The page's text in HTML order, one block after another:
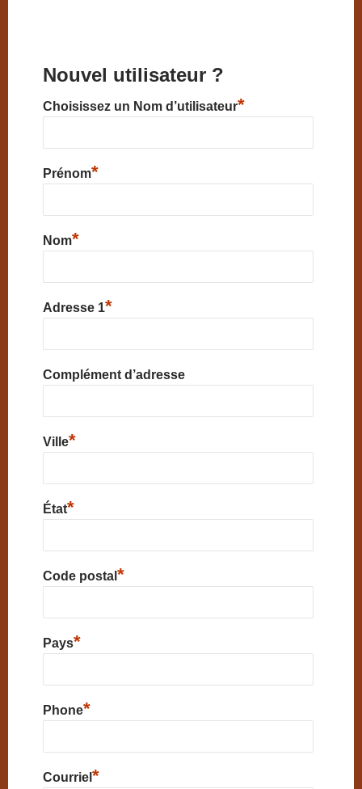
Nouvel utilisateur ?
Choisissez un Nom d’utilisateur*
Prénom*
Nom*
Adresse 1*
Complément d’adresse
Ville*
État*
Code postal *
Pays*
Phone*
Courriel *